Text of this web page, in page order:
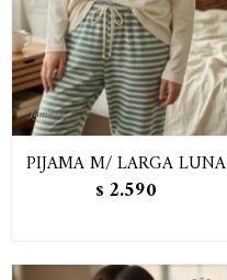
PIJAMA M/ LARGA LUNA
$ 2.590